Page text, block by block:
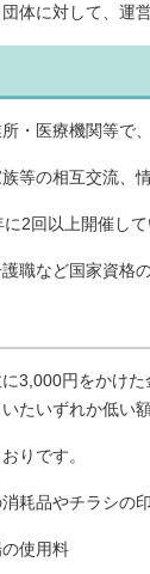
体に対して、運
・医療機関等で
等の相互交流、
2回以上開催して
職など国家資格
3,000円をかけ
たいずれか低い
りです。
消耗品やチラシ
の使用料